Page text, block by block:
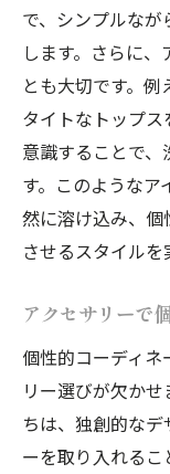
東京都発！
す新しい風
街角で
流行を
個性的
成熟し
訣
東京の
成熟した大
デの秘訣
知的で
名品ア
で、シンプルな
します。さらに
とも大切です。
タイトなトップ
意識することで
す。このような
然に溶け込み、
させるスタイルを
アクセサリーで
個性的コーディ
リー選びが欠か
ちは、独創的な
ーを取り入れる